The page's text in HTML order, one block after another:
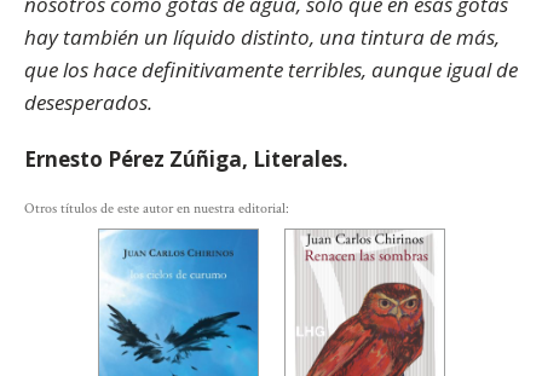
hay también un líquido distinto, una tintura de más,
que los hace definitivamente terribles, aunque igual de
desesperados.
Ernesto Pérez Zúñiga, Literales.
Otros títulos de este autor en nuestra editorial: